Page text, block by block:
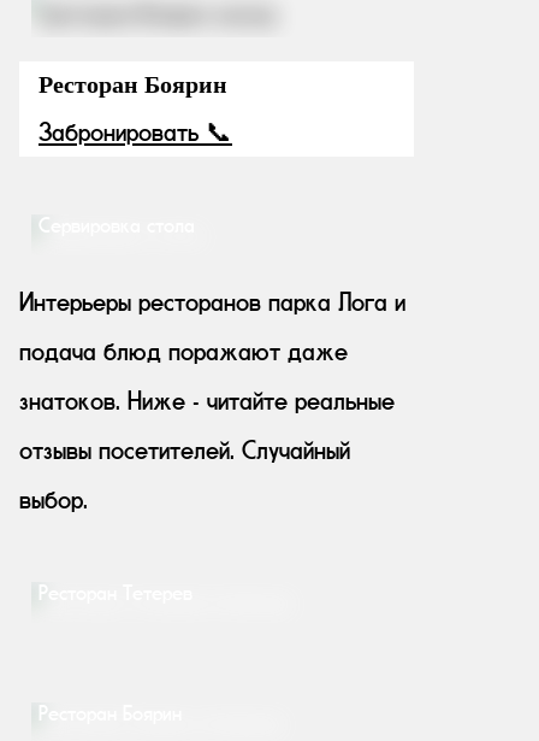
Ресторан Боярин
Забронировать 📞
Сервировка стола
Интерьеры ресторанов парка Лога и
подача блюд поражают даже
знатоков. Ниже - читайте реальные
отзывы посетителей. Случайный
выбор.
Ресторан Тетерев
Ресторан Боярин